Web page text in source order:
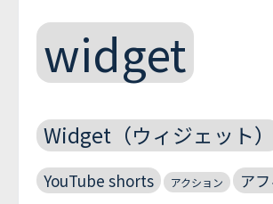
widget
Widget（ウィジェット）
YouTube shorts
アクション ア